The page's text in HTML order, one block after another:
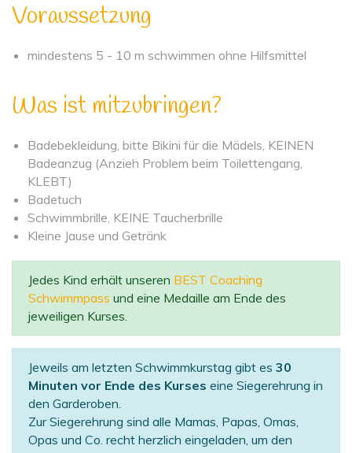
Voraussetzung
mindestens 5 - 10 m schwimmen ohne Hilfsmittel
Was ist mitzubringen?
Badebekleidung, bitte Bikini für die Mädels, KEINEN
Badeanzug (Anzieh Problem beim Toilettengang,
KLEBT)
Badetuch
Schwimmbrille, KEINE Taucherbrille
Kleine Jause und Getränk
Jedes Kind erhält unseren BEST Coaching
Schwimmpass und eine Medaille am Ende des
jeweiligen Kurses.
Jeweils am letzten Schwimmkurstag gibt es 30
Minuten vor Ende des Kurses eine Siegerehrung in
den Garderoben.
Zur Siegerehrung sind alle Mamas, Papas, Omas,
Opas und Co. recht herzlich eingeladen, um den